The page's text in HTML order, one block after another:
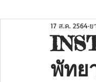
พัทย
17 ส.ค. 2564 ย